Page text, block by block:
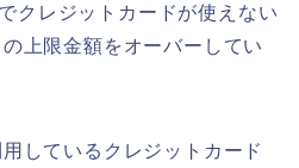
クレジットカードが使えない
上限金額をオーバーしてい
しているクレジットカード